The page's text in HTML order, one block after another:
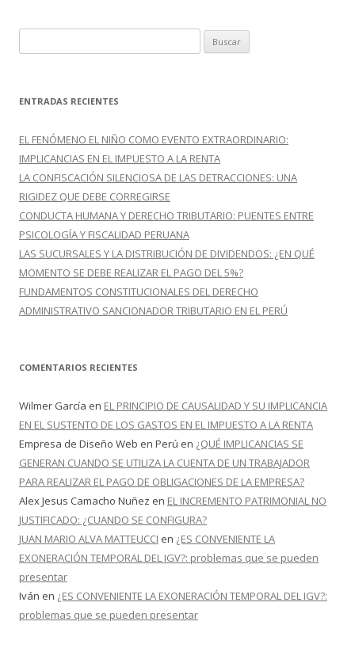
u
c
r
:
ENTRADAS RECIENTES
EL FENÓMENO EL NIÑO COMO EVENTO EXTRAORDINARIO:
IMPLICANCIAS EN EL IMPUESTO A LA RENTA
LA CONFISCACIÓN SILENCIOSA DE LAS DETRACCIONES: UNA
RIGIDEZ QUE DEBE CORREGIRSE
CONDUCTA HUMANA Y DERECHO TRIBUTARIO: PUENTES ENTRE
PSICOLOGÍA Y FISCALIDAD PERUANA
LAS SUCURSALES Y LA DISTRIBUCIÓN DE DIVIDENDOS: ¿EN QUÉ
MOMENTO SE DEBE REALIZAR EL PAGO DEL 5%?
FUNDAMENTOS CONSTITUCIONALES DEL DERECHO
ADMINISTRATIVO SANCIONADOR TRIBUTARIO EN EL PERÚ
COMENTARIOS RECIENTES
Wilmer García en EL PRINCIPIO DE CAUSALIDAD Y SU IMPLICANCIA
EN EL SUSTENTO DE LOS GASTOS EN EL IMPUESTO A LA RENTA
Empresa de Diseño Web en Perú en ¿QUÉ IMPLICANCIAS SE
GENERAN CUANDO SE UTILIZA LA CUENTA DE UN TRABAJADOR
PARA REALIZAR EL PAGO DE OBLIGACIONES DE LA EMPRESA?
Alex Jesus Camacho Nuñez en EL INCREMENTO PATRIMONIAL NO
JUSTIFICADO: ¿CUANDO SE CONFIGURA?
JUAN MARIO ALVA MATTEUCCI en ¿ES CONVENIENTE LA
EXONERACIÓN TEMPORAL DEL IGV?: problemas que se pueden
presentar
Iván en ¿ES CONVENIENTE LA EXONERACIÓN TEMPORAL DEL IGV?:
problemas que se pueden presentar